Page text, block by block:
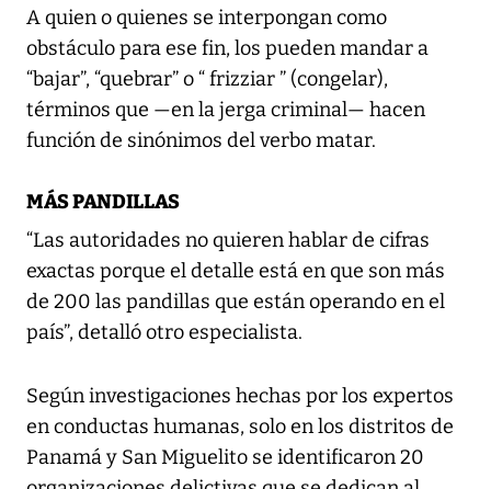
A quien o quienes se interpongan como
obstáculo para ese fin, los pueden mandar a
“bajar”, “quebrar” o “ frizziar ” (congelar),
términos que —en la jerga criminal— hacen
función de sinónimos del verbo matar.
MÁS PANDILLAS
“Las autoridades no quieren hablar de cifras
exactas porque el detalle está en que son más
de 200 las pandillas que están operando en el
país”, detalló otro especialista.
Según investigaciones hechas por los expertos
en conductas humanas, solo en los distritos de
Panamá y San Miguelito se identificaron 20